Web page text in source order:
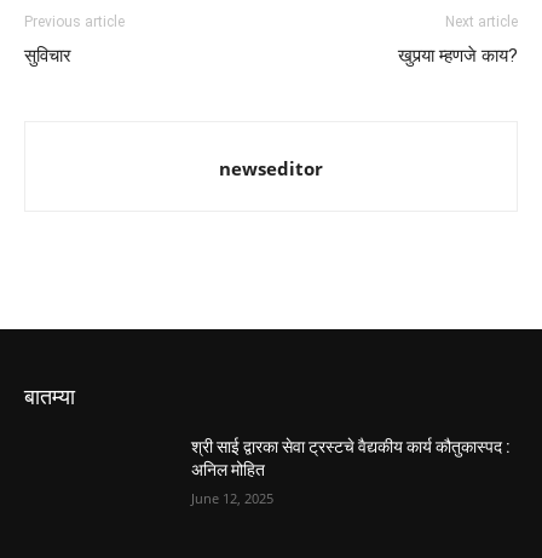
Previous article
सुविचार
Next article
खुपर्‍या म्हणजे काय?
newseditor
बातम्या
श्री साई द्वारका सेवा ट्रस्टचे वैद्यकीय कार्य कौतुकास्पद :
अनिल मोहित
June 12, 2025